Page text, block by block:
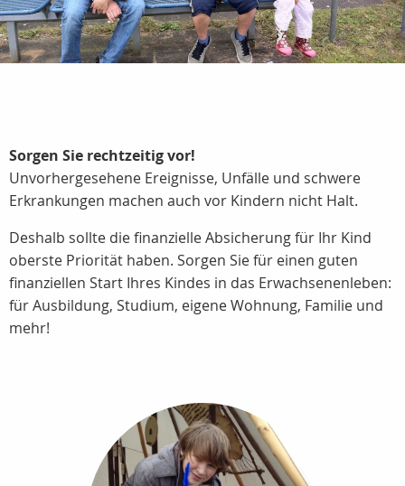
Sorgen Sie rechtzeitig vor!
Unvorhergesehene Ereignisse, Unfälle und schwere
Erkrankungen machen auch vor Kindern nicht Halt.
Deshalb sollte die finanzielle Absicherung für Ihr Kind
oberste Priorität haben. Sorgen Sie für einen guten
finanziellen Start Ihres Kindes in das Erwachsenenleben:
für Ausbildung, Studium, eigene Wohnung, Familie und
mehr!